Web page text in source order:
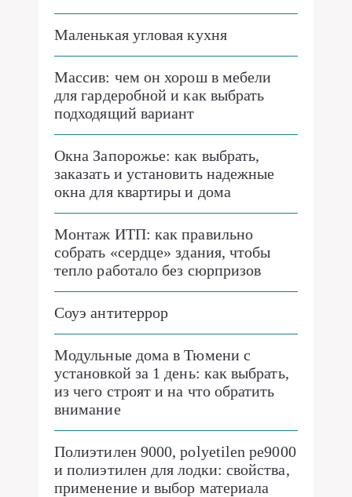
Маленькая угловая кухня
Массив: чем он хорош в мебели
для гардеробной и как выбрать
подходящий вариант
Окна Запорожье: как выбрать,
заказать и установить надежные
окна для квартиры и дома
Монтаж ИТП: как правильно
собрать «сердце» здания, чтобы
тепло работало без сюрпризов
Соуэ антитеррор
Модульные дома в Тюмени с
установкой за 1 день: как выбрать,
из чего строят и на что обратить
внимание
Полиэтилен 9000, polyetilen pe9000
и полиэтилен для лодки: свойства,
применение и выбор материала